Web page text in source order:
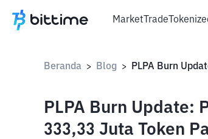
MarketTrade
Beranda > Blog >
PLPA Burn Update:
333,33 Juta Token